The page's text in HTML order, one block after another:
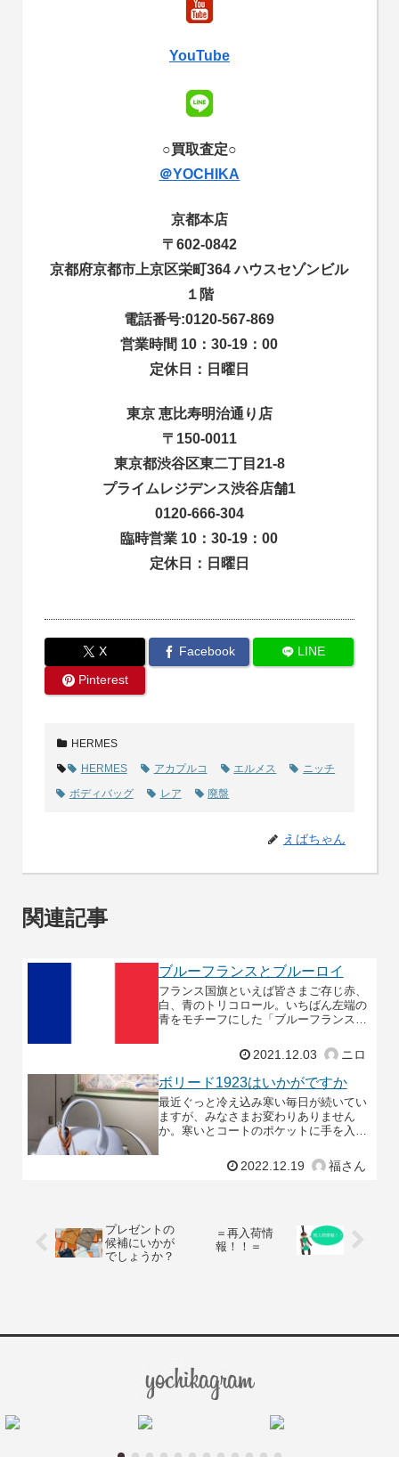
YouTube
○買取査定○
＠YOCHIKA
京都本店
〒602-0842
京都府京都市上京区栄町364 ハウスセゾンビル
１階
電話番号:0120-567-869
営業時間 10：30-19：00
定休日：日曜日
東京 恵比寿明治通り店
〒150-0011
東京都渋谷区東二丁目21-8
プライムレジデンス渋谷店舗1
0120-666-304
臨時営業 10：30-19：00
定休日：日曜日
X Facebook
LINE
Pinterest
HERMES
HERMES
アカプルコ エルメス
ニッチ
ボディバッグ
レア 廃盤
えばちゃん
関連記事
ブルーフランスとブルーロイ
フランス国旗といえば皆さまご存じ赤、
白、青のトリコロール。いちばん左端の
青をモチーフにした「ブルーフランス」
グ・小物ともによちかにも入荷し始めて
おります。ブルーフ
2021.12.03 ニロ
ボリード1923はいかがですか
最近ぐっと冷え込み寒い毎日が続いてい
ますが、みなさまお変わりありません
か。寒いとコートのポケットに手を入れ
ショルダーバッグ、ボリード1923 25の
ご紹介です。ボリ
2022.12.19 福さん
プレゼントの
候補にいかが
でしょうか？
＝再入荷情
報！！＝